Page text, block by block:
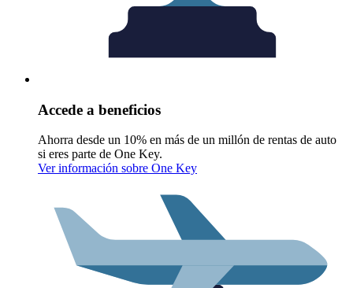
Accede a beneficios
Ahorra desde un 10% en más de un millón de rentas de auto
si eres parte de One Key.
Ver información sobre One Key